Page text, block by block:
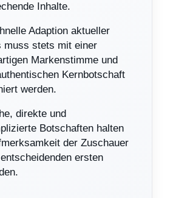
Inhalte.
Adaption aktueller
muss stets mit einer
Markenstimme und
Kernbotschaft
werden.
direkte und
Botschaften halten
der Zuschauer
ersten